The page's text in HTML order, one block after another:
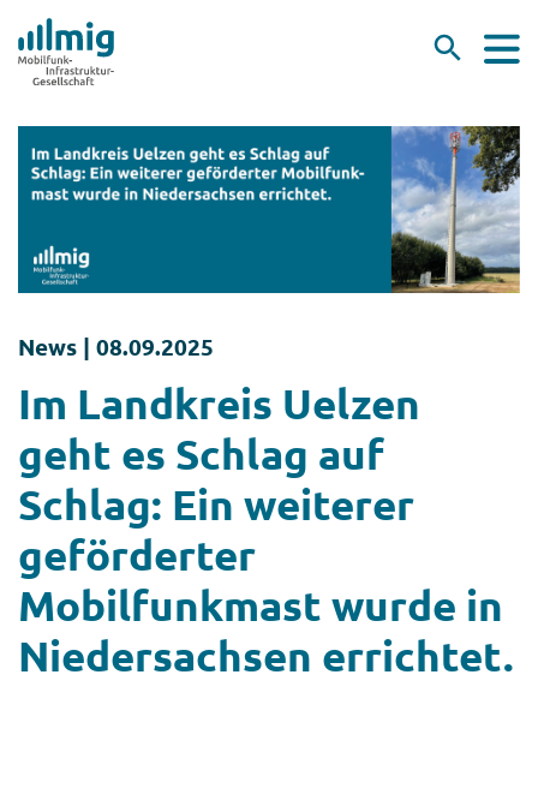
News | 08.09.2025
Im Landkreis Uelzen
geht es Schlag auf
Schlag: Ein weiterer
geförderter
Mobilfunkmast wurde in
Niedersachsen errichtet.